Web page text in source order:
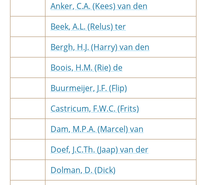
Anker, C.A. (Kees) van den
Beek, A.L. (Relus) ter
Bergh, H.J. (Harry) van den
Boois, H.M. (Rie) de
Buurmeijer, J.F. (Flip)
Castricum, F.W.C. (Frits)
Dam, M.P.A. (Marcel) van
Doef, J.C.Th. (Jaap) van der
Dolman, D. (Dick)